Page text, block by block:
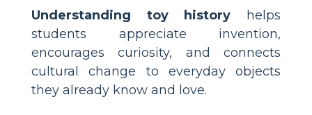
Understanding toy history helps
students appreciate invention,
encourages curiosity, and connects
cultural change to everyday objects
they already know and love.